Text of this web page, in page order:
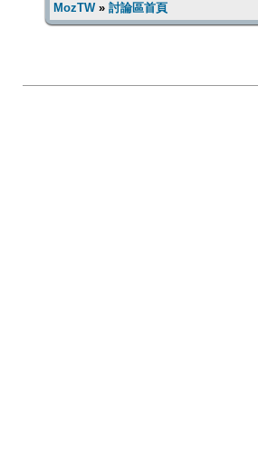
MozTW» 討論區首頁